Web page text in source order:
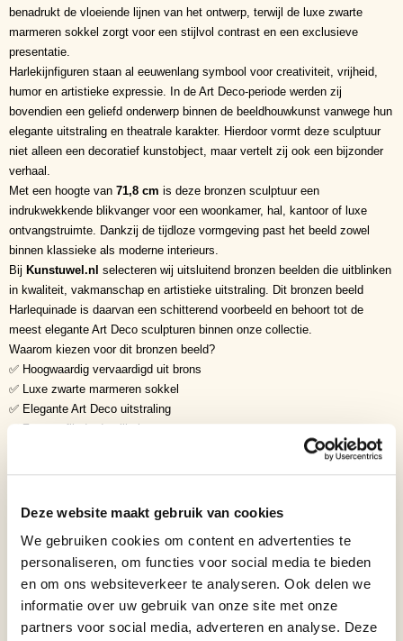
Deze website maakt gebruik van cookies
We gebruiken cookies om content en advertenties te
personaliseren, om functies voor social media te bieden
en om ons websiteverkeer te analyseren. Ook delen we
informatie over uw gebruik van onze site met onze
partners voor social media, adverteren en analyse. Deze
benadrukt de vloeiende lijnen van het ontwerp, terwijl de luxe zwarte
marmeren sokkel zorgt voor een stijlvol contrast en een exclusieve
presentatie.
Harlekijnfiguren staan al eeuwenlang symbool voor creativiteit, vrijheid,
humor en artistieke expressie. In de Art Deco-periode werden zij
bovendien een geliefd onderwerp binnen de beeldhouwkunst vanwege hun
elegante uitstraling en theatrale karakter. Hierdoor vormt deze sculptuur
niet alleen een decoratief kunstobject, maar vertelt zij ook een bijzonder
verhaal.
Met een hoogte van 71,8 cm is deze bronzen sculptuur een
indrukwekkende blikvanger voor een woonkamer, hal, kantoor of luxe
ontvangstruimte. Dankzij de tijdloze vormgeving past het beeld zowel
binnen klassieke als moderne interieurs.
Bij Kunstuwel.nl selecteren wij uitsluitend bronzen beelden die uitblinken
in kwaliteit, vakmanschap en artistieke uitstraling. Dit bronzen beeld
Harlequinade is daarvan een schitterend voorbeeld en behoort tot de
meest elegante Art Deco sculpturen binnen onze collectie.
Waarom kiezen voor dit bronzen beeld?
✅ Hoogwaardig vervaardigd uit brons
✅ Luxe zwarte marmeren sokkel
✅ Elegante Art Deco uitstraling
✅ Zeer verfijnde detaillering
Symboliek
• Vrijheid
• Elegantie
• Theater
• Artistieke expressie
• Speelsheid